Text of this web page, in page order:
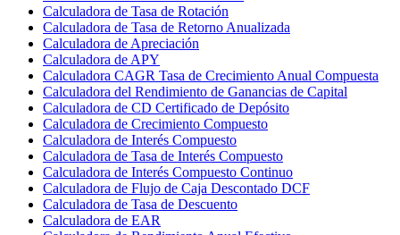
Calculadora de Tasa de Rotación
Calculadora de Tasa de Retorno Anualizada
Calculadora de Apreciación
Calculadora de APY
Calculadora CAGR Tasa de Crecimiento Anual Compuesta
Calculadora del Rendimiento de Ganancias de Capital
Calculadora de CD Certificado de Depósito
Calculadora de Crecimiento Compuesto
Calculadora de Interés Compuesto
Calculadora de Tasa de Interés Compuesto
Calculadora de Interés Compuesto Continuo
Calculadora de Flujo de Caja Descontado DCF
Calculadora de Tasa de Descuento
Calculadora de EAR